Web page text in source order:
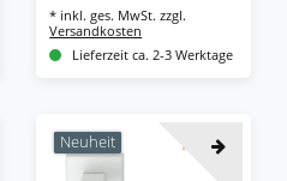
* inkl. ges. MwSt. zzgl.
Versandkosten
Lieferzeit ca. 2-3 Werktage
Neuheit